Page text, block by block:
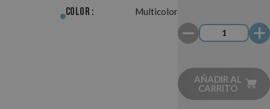
Pack
Color : Multicolor
AÑADIR AL
CARRITO